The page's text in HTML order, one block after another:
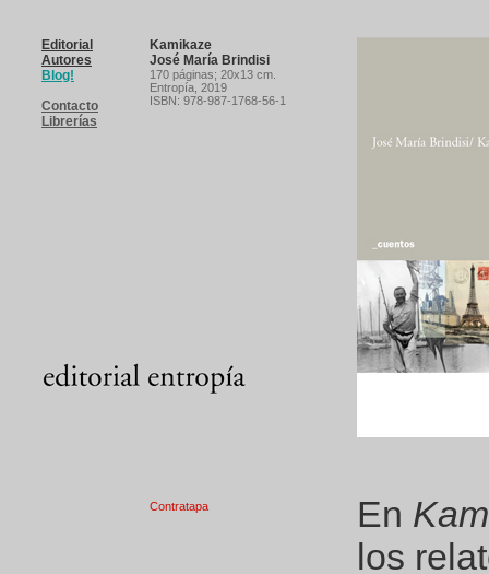
Editorial
Autores
Blog!
Contacto
Librerías
Kamikaze
José María Brindisi
170 páginas; 20x13 cm.
Entropía, 2019
ISBN: 978-987-1768-56-1
En
los
Contratapa